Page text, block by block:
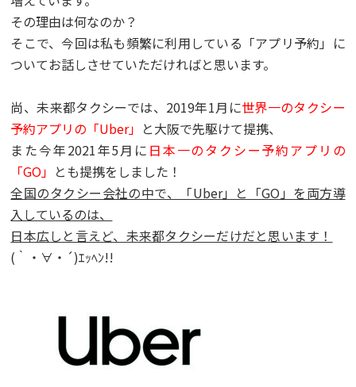
その理由は何なのか？
そこで、今回は私も頻繁に利用している「アプリ予約」に
ついてお話しさせていただければと思います。
尚、未来都タクシーでは、2019年1月に世界一のタクシー
予約アプリの「Uber」 と大阪で先駆けて提携、
また今年2021年5月に 日本一のタクシー予約アプリの
「GO」 とも提携をしました！
全国のタクシー会社の中で、「Uber」と「GO」を両方導
入しているのは、
日本広しと言えど、未来都タクシーだけだと思います！
(｀・∀・´)ｴｯﾍﾝ!!